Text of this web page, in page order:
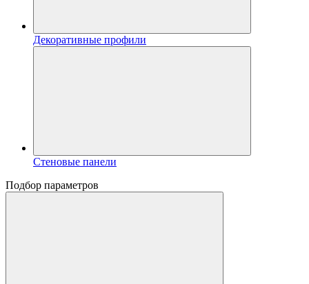
Декоративные профили
Стеновые панели
Подбор параметров